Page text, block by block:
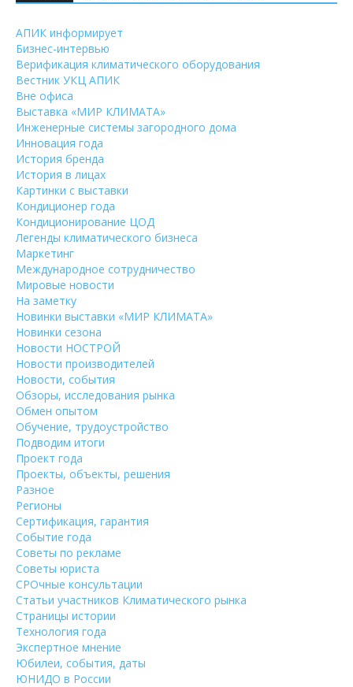
АПИК информирует
Бизнес-интервью
Верификация климатического оборудования
Вестник УКЦ АПИК
Вне офиса
Выставка «МИР КЛИМАТА»
Инженерные системы загородного дома
Инновация года
История бренда
История в лицах
Картинки с выставки
Кондиционер года
Кондиционирование ЦОД
Легенды климатического бизнеса
Маркетинг
Международное сотрудничество
Мировые новости
На заметку
Новинки выставки «МИР КЛИМАТА»
Новинки сезона
Новости НОСТРОЙ
Новости производителей
Новости, события
Обзоры, исследования рынка
Обмен опытом
Обучение, трудоустройство
Подводим итоги
Проект года
Проекты, объекты, решения
Разное
Регионы
Сертификация, гарантия
Событие года
Советы по рекламе
Советы юриста
СРОчные консультации
Статьи участников Климатического рынка
Страницы истории
Технология года
Экспертное мнение
Юбилеи, события, даты
ЮНИДО в России